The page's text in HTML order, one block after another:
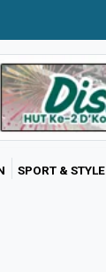
SPORT & STYLE